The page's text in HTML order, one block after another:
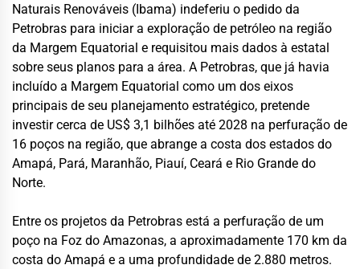
Naturais Renováveis (Ibama) indeferiu o pedido da
Petrobras para iniciar a exploração de petróleo na região
da Margem Equatorial e requisitou mais dados à estatal
sobre seus planos para a área. A Petrobras, que já havia
incluído a Margem Equatorial como um dos eixos
principais de seu planejamento estratégico, pretende
investir cerca de US$ 3,1 bilhões até 2028 na perfuração de
16 poços na região, que abrange a costa dos estados do
Amapá, Pará, Maranhão, Piauí, Ceará e Rio Grande do
Norte.
Entre os projetos da Petrobras está a perfuração de um
poço na Foz do Amazonas, a aproximadamente 170 km da
costa do Amapá e a uma profundidade de 2.880 metros.